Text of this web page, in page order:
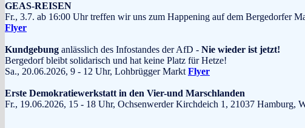
GEAS-REISEN
Fr., 3.7. ab 16:00 Uhr treffen wir uns zum Happening auf dem Bergedorfer
Flyer
Kundgebung anlässlich des Infostandes der AfD - Nie wieder ist jetzt!
Bergedorf bleibt solidarisch und hat keine Platz für Hetze!
Sa., 20.06.2026, 9 - 12 Uhr, Lohbrügger Markt Flyer
Erste Demokratiewerkstatt in den Vier-und Marschlanden
Fr., 19.06.2026, 15 - 18 Uhr, Ochsenwerder Kirchdeich 1, 21037